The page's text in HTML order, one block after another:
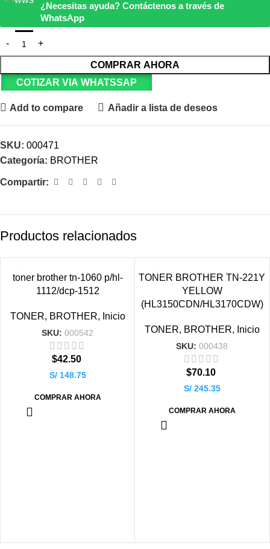
¿Necesitas ayuda? Contáctenos a través de
WhatsApp
COMPRAR AHORA
COTIZAR VIA WHATSSAP
Add to compare Añadir a lista de deseos
SKU: 000471
Categoría: BROTHER
Compartir:
Productos relacionados
toner brother tn-1060 p/hl-
1112/dcp-1512
TONER, BROTHER, Inicio
SKU: 000542
$42.50
S/ 148.75
COMPRAR AHORA
VENDIDO
TONER BROTHER TN-221Y
YELLOW
(HL3150CDN/HL3170CDW)
TONER, BROTHER, Inicio
SKU: 000438
$70.10
S/ 245.35
COMPRAR AHORA